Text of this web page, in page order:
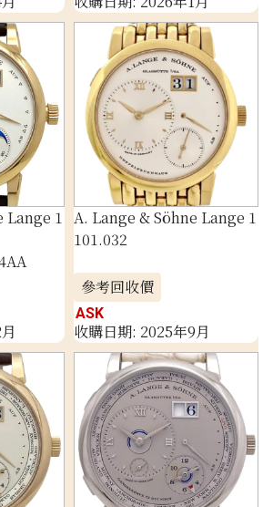
Lange 1 A. Lange & Söhne Lange 1
101.032
參考回收價
ASK
收購日期: 2025年9月